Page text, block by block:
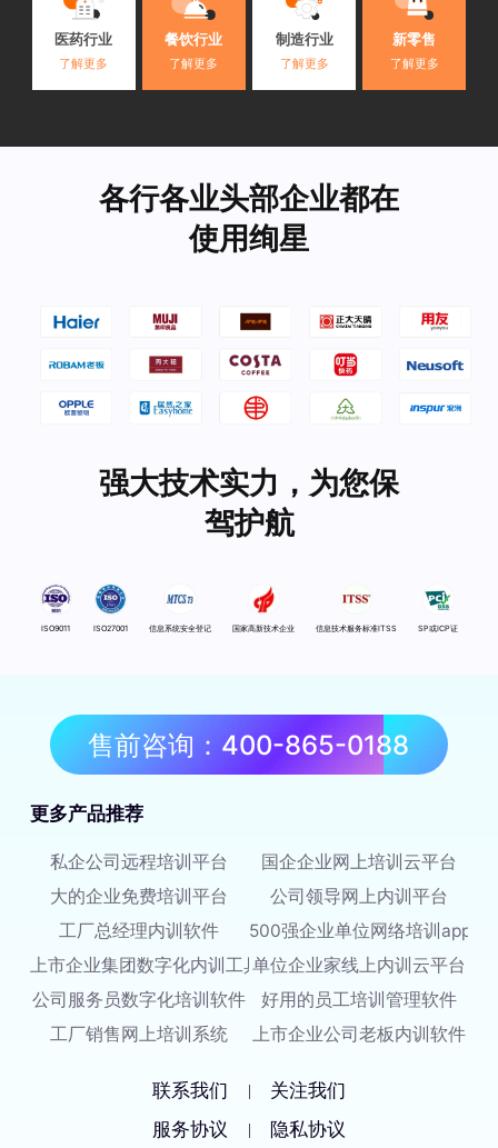
医药行业
了解更多
餐饮行业
了解更多
制造行业
了解更多
新零售
了解更多
各行各业头部企业都在
使用绚星
强大技术实力，为您保
驾护航
ISO9011 ISO27001 信息系统安全登记 国家高新技术企业 信息技术服务标准ITSS SP或ICP证
售前咨询：400-865-0188
更多产品推荐
私企公司远程培训平台
国企企业网上培训云平台
大的企业免费培训平台
公司领导网上内训平台
工厂总经理内训软件
500强企业单位网络培训app
上市企业集团数字化内训工具单位企业家线上内训云平台
公司服务员数字化培训软件
好用的员工培训管理软件
工厂销售网上培训系统
上市企业公司老板内训软件
联系我们 |
关注我们
服务协议
| 隐私协议